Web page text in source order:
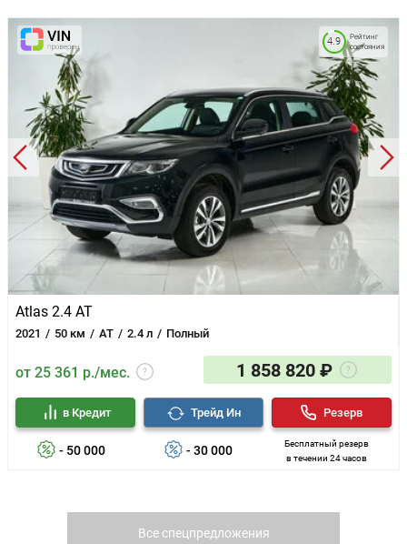
Atlas 2.4 AT
2021 50 км AT 2.4 л Полный
Рейтинг
состояния
4.9
от 25 361 р./мес. 1 858 820 ₽
- 50 000
в Кредит
- 30 000
Трейд Ин
Бесплатный резерв
в течении 24 часов
Резерв
Все спецпредложения